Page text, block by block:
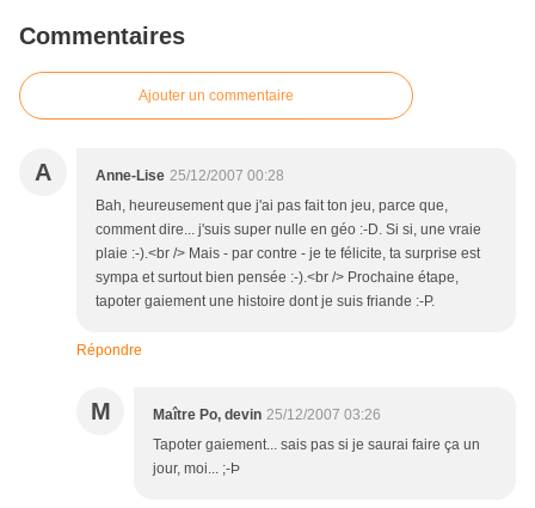
Commentaires
Ajouter un commentaire
A Anne-Lise 25/12/2007 00:28
Bah, heureusement que j'ai pas fait ton jeu, parce que,
comment dire... j'suis super nulle en géo :-D. Si si, une vraie
plaie :-).<br /> Mais - par contre - je te félicite, ta surprise est
sympa et surtout bien pensée :-).<br /> Prochaine étape,
tapoter gaiement une histoire dont je suis friande :-P.
Répondre
M Maître Po, devin 25/12/2007 03:26
Tapoter gaiement... sais pas si je saurai faire ça un
jour, moi... ;-Þ